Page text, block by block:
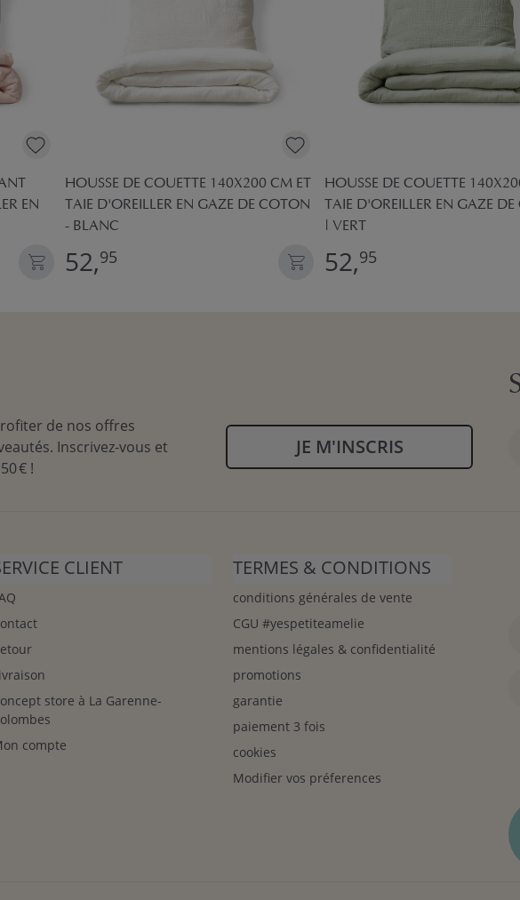
EN
HOUSSE DE COUETTE 140X200 CM ET
TAIE D'OREILLER EN GAZE DE COTON
- BLANC
52,95
HOUSSE DE COUETTE
TAIE D'OREILLER EN GAZE
| VERT
52,95
de nos offres
Inscrivez-vous et
€ !
JE M'INSCRIS
CLIENT
store à La Garenne-
compte
TERMES & CONDITIONS
conditions générales de vente
CGU #yespetiteamelie
mentions légales & confidentialité
promotions
garantie
paiement 3 fois
cookies
Modifier vos préferences